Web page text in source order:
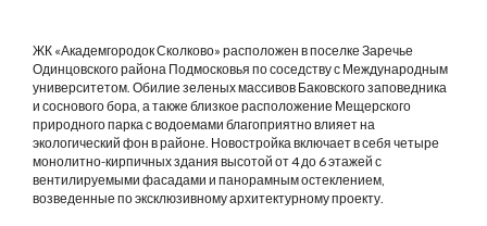
ЖК «Академгородок Сколково» расположен в поселке Заречье
Одинцовского района Подмосковья по соседству с Международным
университетом. Обилие зеленых массивов Баковского заповедника
и соснового бора, а также близкое расположение Мещерского
природного парка с водоемами благоприятно влияет на
экологический фон в районе. Новостройка включает в себя четыре
монолитно-кирпичных здания высотой от 4 до 6 этажей с
вентилируемыми фасадами и панорамным остеклением,
возведенные по эксклюзивному архитектурному проекту.